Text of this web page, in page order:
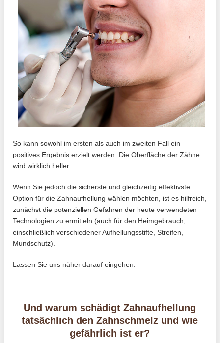
So kann sowohl im ersten als auch im zweiten Fall ein
positives Ergebnis erzielt werden: Die Oberfläche der Zähne
wird wirklich heller.
Wenn Sie jedoch die sicherste und gleichzeitig effektivste
Option für die Zahnaufhellung wählen möchten, ist es hilfreich,
zunächst die potenziellen Gefahren der heute verwendeten
Technologien zu ermitteln (auch für den Heimgebrauch,
einschließlich verschiedener Aufhellungsstifte, Streifen,
Mundschutz).
Lassen Sie uns näher darauf eingehen.
Und warum schädigt Zahnaufhellung
tatsächlich den Zahnschmelz und wie
gefährlich ist er?